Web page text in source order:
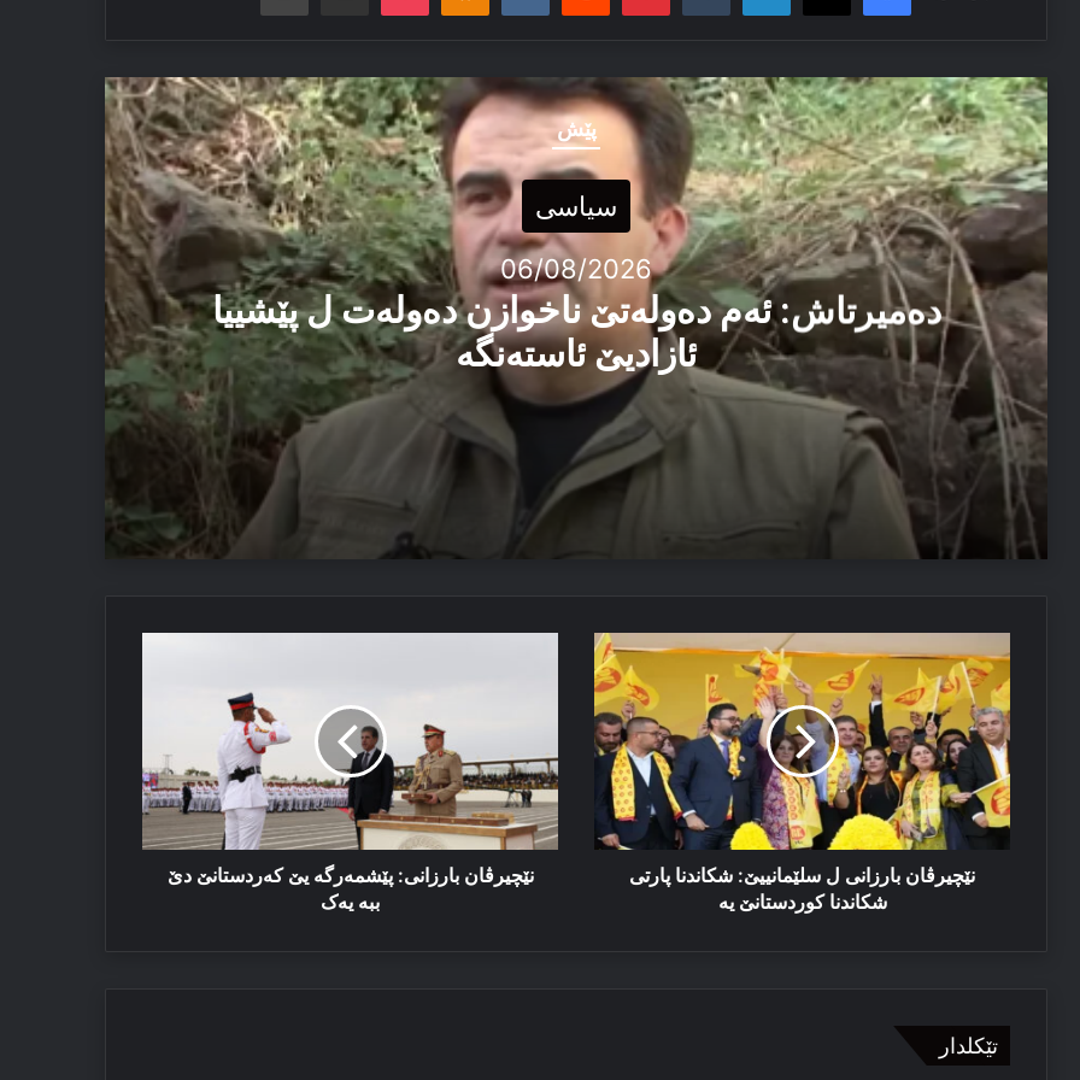
پێش
سیاسی
06/08/2026
دەمیرتاش: ئەم دەولەتێ ناخوازن دەولەت ل پێشییا
ئازادیێ ئاستەنگە
06/08/2026
دەمیرتاش: ئەم دەولەتێ ناخوازن دەولەت ل پێشییا ئازادیێ ئاستەنگە
مەسرور بارزانی: دڤێ ئەم هەموو ب هەڤ را کاربکن داکو ئەڤ تاوان دوبارە نەبننێچیرڤان
بارزانی
ل
سلێمانییێ:
شکاندنا
پارتی
شکاندنا
کوردستانێ
یە
نێچیرڤان بارزانی ل سلێمانییێ: شکاندنا پارتی
شکاندنا کوردستانێ یە
نێچیرڤان
کەردستانێ
دێ
ببە
یەک
نێچیرڤان بارزانی: پێشمەرگە یێ کەردستانێ دێ
ببە یەک
تێکلدار